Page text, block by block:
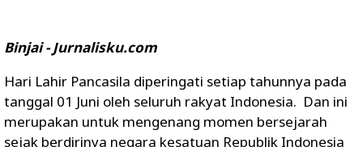
Binjai - Jurnalisku.com
Hari Lahir Pancasila diperingati setiap tahunnya pada
tanggal 01 Juni oleh seluruh rakyat Indonesia. Dan ini
merupakan untuk mengenang momen bersejarah
sejak berdirinya negara kesatuan Republik Indonesia